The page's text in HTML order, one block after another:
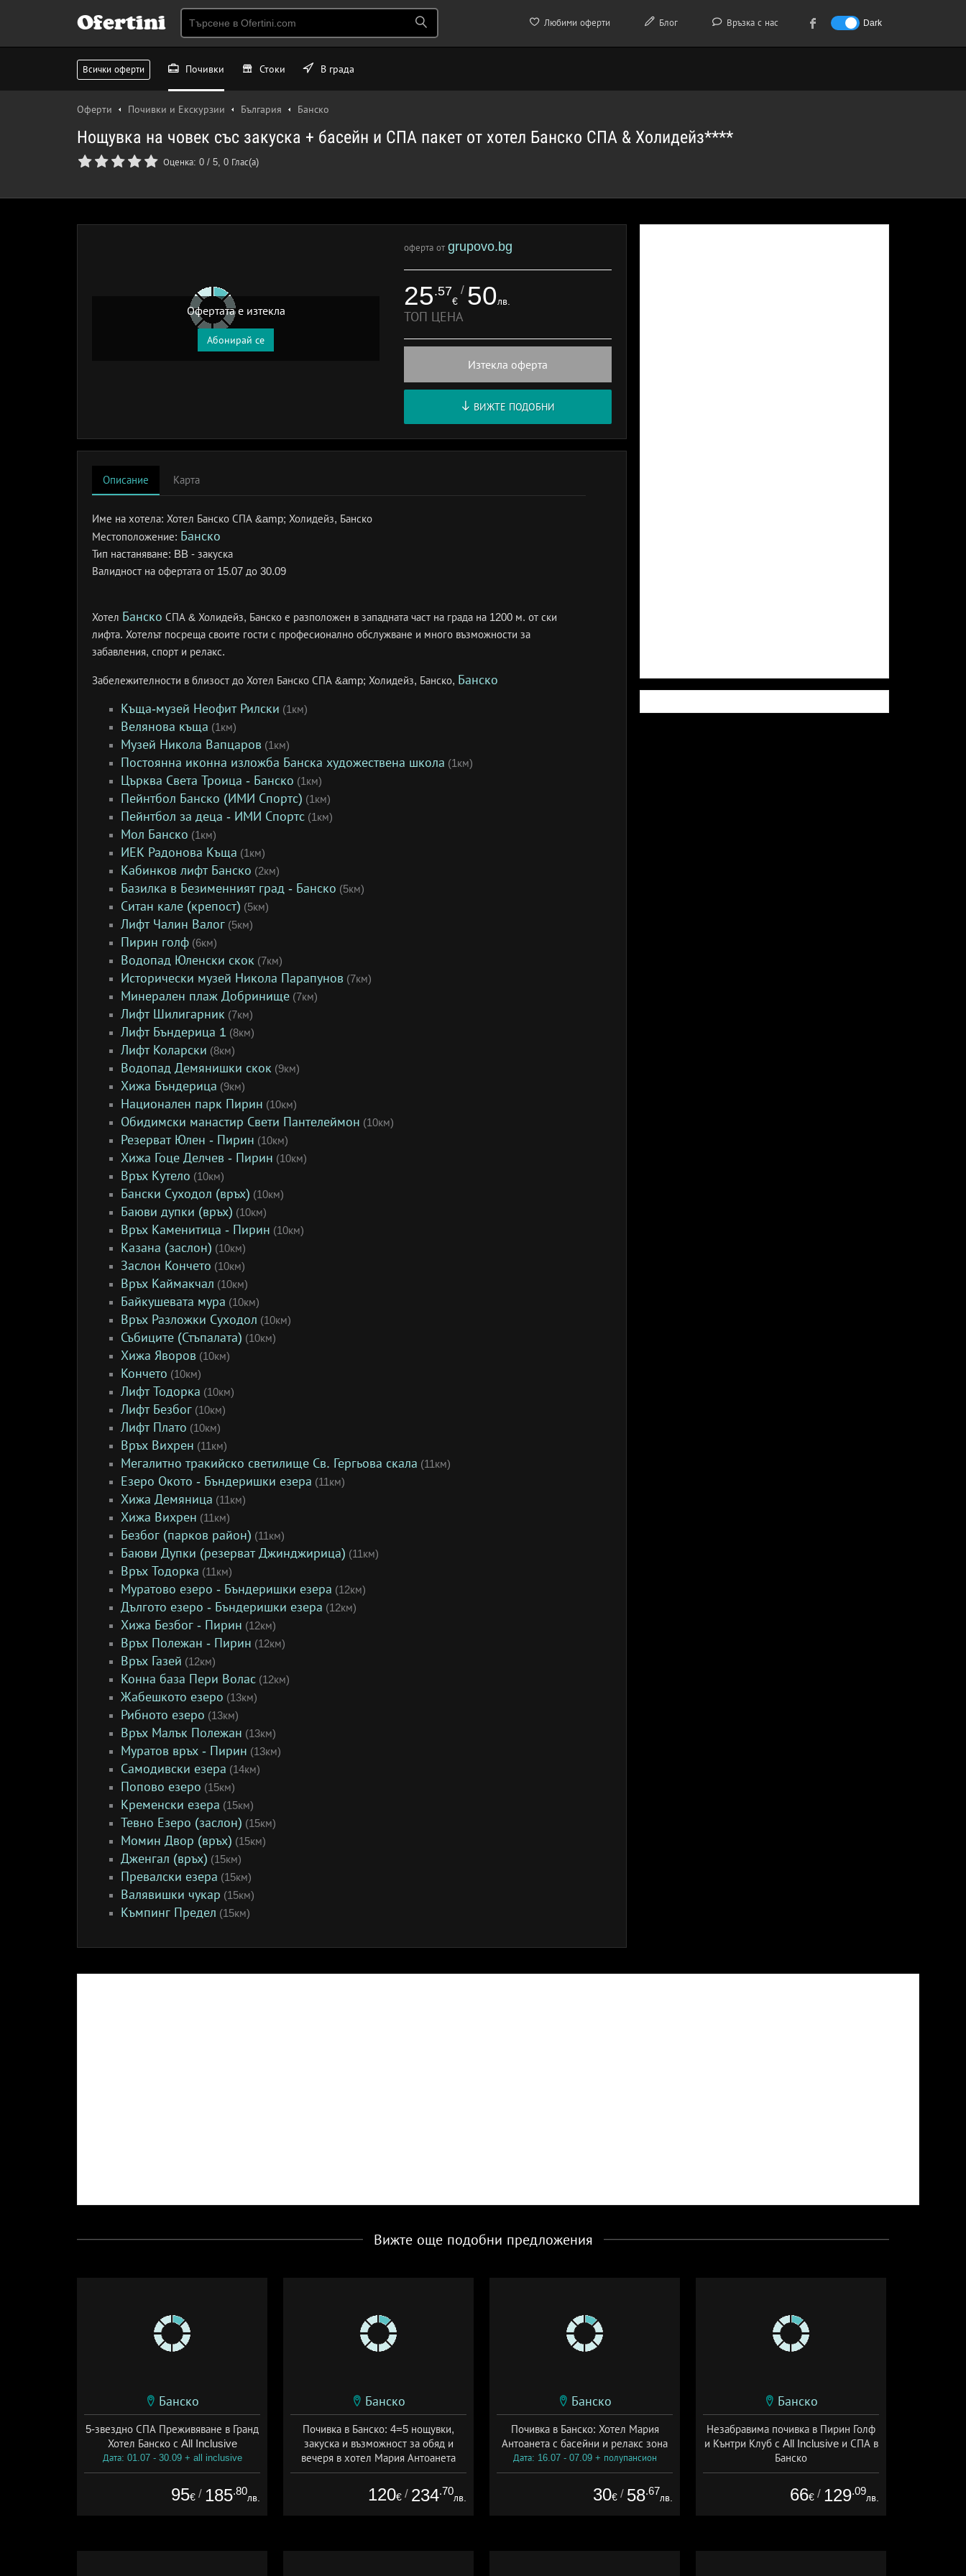
Любими оферти Блог Връзка с нас Dark
Ofertini
Всички оферти Почивки Стоки В града
Оферти Почивки и Екскурзии България Банско
Нощувка на човек със закуска + басейн и СПА пакет от хотел Банско СПА & Холидейз****
Оценка: 0 / 5, 0 Глас(а)
Офертата е изтекла
Абонирай се
оферта от grupovo.bg
25.57
€
/ 50лв.
ТОП ЦЕНА
Изтекла оферта
ВИЖТЕ ПОДОБНИ
Описание Карта
Име на хотела: Хотел Банско СПА &amp; Холидейз, Банско
Местоположение: Банско
Тип настаняване: BB - закуска
Валидност на офертата от 15.07 до 30.09
Хотел Банско СПА & Холидейз, Банско е разположен в западната част на града на 1200 м. от ски
лифта. Хотелът посреща своите гости с професионално обслужване и много възможности за
забавления, спорт и релакс.
Забележителности в близост до Хотел Банско СПА &amp; Холидейз, Банско, Банско
Къща-музей Неофит Рилски (1км)
Велянова къща (1км)
Музей Никола Вапцаров (1км)
Постоянна иконна изложба Банска художествена школа (1км)
Църква Света Троица - Банско (1км)
Пейнтбол Банско (ИМИ Спортс) (1км)
Пейнтбол за деца - ИМИ Спортс (1км)
Мол Банско (1км)
ИЕК Радонова Къща (1км)
Кабинков лифт Банско (2км)
Базилка в Безименният град - Банско (5км)
Ситан кале (крепост) (5км)
Лифт Чалин Валог (5км)
Пирин голф (6км)
Водопад Юленски скок (7км)
Исторически музей Никола Парапунов (7км)
Минерален плаж Добринище (7км)
Лифт Шилигарник (7км)
Лифт Бъндерица 1 (8км)
Лифт Коларски (8км)
Водопад Демянишки скок (9км)
Хижа Бъндерица (9км)
Национален парк Пирин (10км)
Обидимски манастир Свети Пантелеймон (10км)
Резерват Юлен - Пирин (10км)
Хижа Гоце Делчев - Пирин (10км)
Връх Кутело (10км)
Бански Суходол (връх) (10км)
Баюви дупки (връх) (10км)
Връх Каменитица - Пирин (10км)
Казана (заслон) (10км)
Заслон Кончето (10км)
Връх Каймакчал (10км)
Байкушевата мура (10км)
Връх Разложки Суходол (10км)
Събиците (Стъпалата) (10км)
Хижа Яворов (10км)
Кончето (10км)
Лифт Тодорка (10км)
Лифт Безбог (10км)
Лифт Плато (10км)
Връх Вихрен (11км)
Мегалитно тракийско светилище Св. Гергьова скала (11км)
Езеро Окото - Бъндеришки езера (11км)
Хижа Демяница (11км)
Хижа Вихрен (11км)
Безбог (парков район) (11км)
Баюви Дупки (резерват Джинджирица) (11км)
Връх Тодорка (11км)
Муратово езеро - Бъндеришки езера (12км)
Дългото езеро - Бъндеришки езера (12км)
Хижа Безбог - Пирин (12км)
Връх Полежан - Пирин (12км)
Връх Газей (12км)
Конна база Пери Волас (12км)
Жабешкото езеро (13км)
Рибното езеро (13км)
Връх Малък Полежан (13км)
Муратов връх - Пирин (13км)
Самодивски езера (14км)
Попово езеро (15км)
Кременски езера (15км)
Тевно Езеро (заслон) (15км)
Момин Двор (връх) (15км)
Дженгал (връх) (15км)
Превалски езера (15км)
Валявишки чукар (15км)
Къмпинг Предел (15км)
Вижте още подобни предложения
Банско
5-звездно СПА Преживяване в Гранд
Хотел Банско с All Inclusive
Дата: 01.07 - 30.09 + all inclusive
95€ / 185.80
лв.
Банско
Почивка в Банско: 4=5 нощувки,
закуска и възможност за обяд и
вечеря в хотел Мария Антоанета
Дата: 16.07 - 07.09 + полупансион
120€ / 234.70
лв.
Банско
Почивка в Банско: Хотел Мария
Антоанета с басейни и релакс зона
Дата: 16.07 - 07.09 + полупансион
30€ / 58.67
лв.
Банско
Незабравима почивка в Пирин Голф
и Кънтри Клуб с All Inclusive и СПА в
Банско
Дата: 01.07 - 30.11 + all inclusive
66€ / 129.09
лв.